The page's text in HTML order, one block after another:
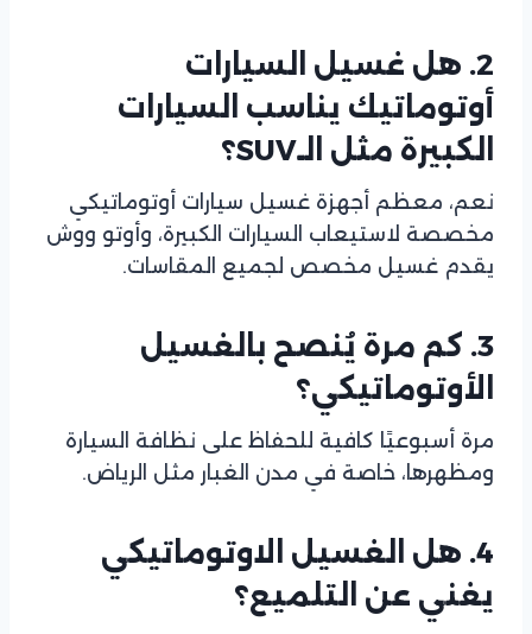
2. هل غسيل السيارات
أوتوماتيك يناسب السيارات
الكبيرة مثل الـSUV؟
نعم، معظم أجهزة غسيل سيارات أوتوماتيكي
مخصصة لاستيعاب السيارات الكبيرة، وأوتو ووش
يقدم غسيل مخصص لجميع المقاسات.
3. كم مرة يُنصح بالغسيل
الأوتوماتيكي؟
مرة أسبوعيًا كافية للحفاظ على نظافة السيارة
ومظهرها، خاصة في مدن الغبار مثل الرياض.
4. هل الغسيل الاوتوماتيكي
يغني عن التلميع؟